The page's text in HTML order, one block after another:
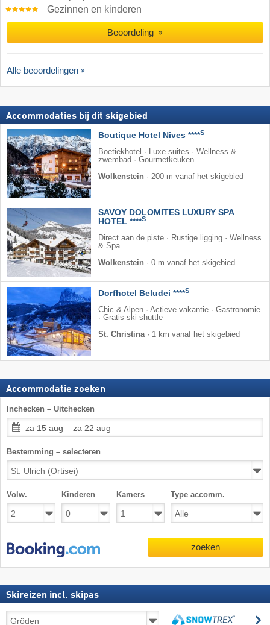
Gezinnen en kinderen
Beoordeling
Alle beoordelingen
Accommodaties bij dit skigebied
Boutique Hotel Nives ****S
Boetiekhotel · Luxe suites · Wellness &
zwembad · Gourmetkeuken
Wolkenstein · 200 m vanaf het skigebied
SAVOY DOLOMITES LUXURY SPA
HOTEL ****S
Direct aan de piste · Rustige ligging · Wellness
& Spa
Wolkenstein · 0 m vanaf het skigebied
Dorfhotel Beludei ****S
Chic & Alpen · Actieve vakantie · Gastronomie
· Gratis ski-shuttle
St. Christina · 1 km vanaf het skigebied
Accommodatie zoeken
Inchecken – Uitchecken
za 15 aug – za 22 aug
Bestemming – selecteren
Volw. Kinderen Kamers Type accomm.
zoeken
Skireizen incl. skipas
Skireizen